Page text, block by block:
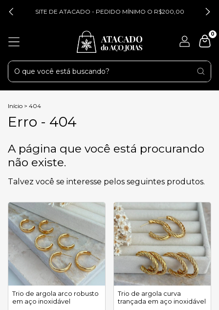
SITE DE ATACADO - PEDIDO MÍNIMO O R$200,00
0
Início > 404
Erro - 404
A página que você está procurando
não existe.
Talvez você se interesse pelos seguintes produtos.
Trio de argola arco robusto
em aço inoxidável
Trio de argola curva
trançada em aço inoxidável